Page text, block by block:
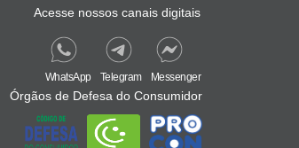
Acesse nossos canais digitais
WhatsApp Telegram Messenger
Órgãos de Defesa do Consumidor